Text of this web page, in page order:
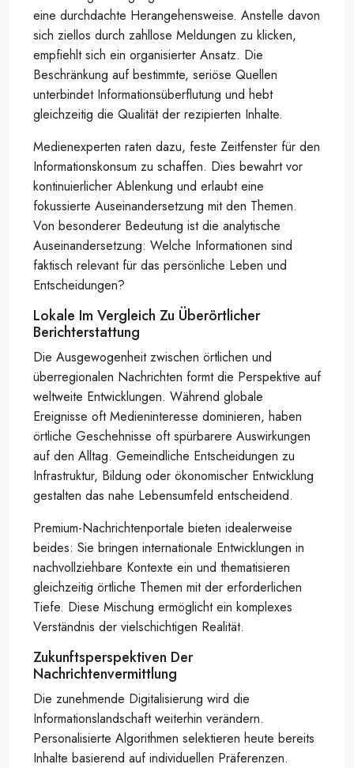
eine durchdachte Herangehensweise. Anstelle davon
sich ziellos durch zahllose Meldungen zu klicken,
empfiehlt sich ein organisierter Ansatz. Die
Beschränkung auf bestimmte, seriöse Quellen
unterbindet Informationsüberflutung und hebt
gleichzeitig die Qualität der rezipierten Inhalte.
Medienexperten raten dazu, feste Zeitfenster für den
Informationskonsum zu schaffen. Dies bewahrt vor
kontinuierlicher Ablenkung und erlaubt eine
fokussierte Auseinandersetzung mit den Themen.
Von besonderer Bedeutung ist die analytische
Auseinandersetzung: Welche Informationen sind
faktisch relevant für das persönliche Leben und
Entscheidungen?
Lokale Im Vergleich Zu Überörtlicher
Berichterstattung
Die Ausgewogenheit zwischen örtlichen und
überregionalen Nachrichten formt die Perspektive auf
weltweite Entwicklungen. Während globale
Ereignisse oft Medieninteresse dominieren, haben
örtliche Geschehnisse oft spürbarere Auswirkungen
auf den Alltag. Gemeindliche Entscheidungen zu
Infrastruktur, Bildung oder ökonomischer Entwicklung
gestalten das nahe Lebensumfeld entscheidend.
Premium-Nachrichtenportale bieten idealerweise
beides: Sie bringen internationale Entwicklungen in
nachvollziehbare Kontexte ein und thematisieren
gleichzeitig örtliche Themen mit der erforderlichen
Tiefe. Diese Mischung ermöglicht ein komplexes
Verständnis der vielschichtigen Realität.
Zukunftsperspektiven Der
Nachrichtenvermittlung
Die zunehmende Digitalisierung wird die
Informationslandschaft weiterhin verändern.
Personalisierte Algorithmen selektieren heute bereits
Inhalte basierend auf individuellen Präferenzen.